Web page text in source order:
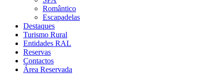
Romântico
Escapadelas
Destaques
Turismo Rural
Entidades RAL
Reservas
Contactos
Área Reservada